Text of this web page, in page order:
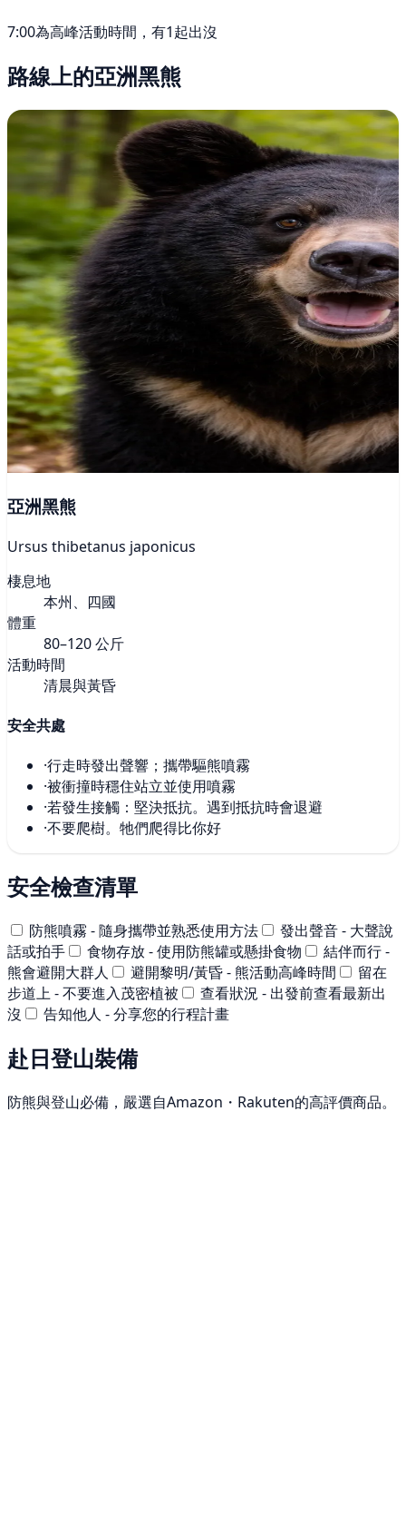
7:00為高峰活動時間，有1起出沒
路線上的亞洲黑熊
亞洲黑熊
Ursus thibetanus japonicus
棲息地
本州、四國
體重
80–120 公斤
活動時間
清晨與黃昏
安全共處
·行走時發出聲響；攜帶驅熊噴霧
·被衝撞時穩住站立並使用噴霧
·若發生接觸：堅決抵抗。遇到抵抗時會退避
·不要爬樹。牠們爬得比你好
安全檢查清單
防熊噴霧 - 隨身攜帶並熟悉使用方法
發出聲音 - 大聲說
話或拍手
食物存放 - 使用防熊罐或懸掛食物
結伴而行 -
熊會避開大群人
避開黎明/黃昏 - 熊活動高峰時間
留在
步道上 - 不要進入茂密植被
查看狀況 - 出發前查看最新出
沒
告知他人 - 分享您的行程計畫
赴日登山裝備
防熊與登山必備，嚴選自Amazon・Rakuten的高評價商品。